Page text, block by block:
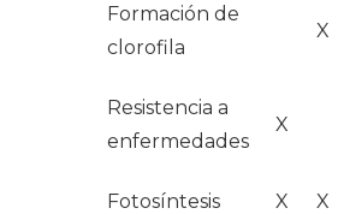
Formación de
clorofila
X
Resistencia a
enfermedades
X
Fotosíntesis X X